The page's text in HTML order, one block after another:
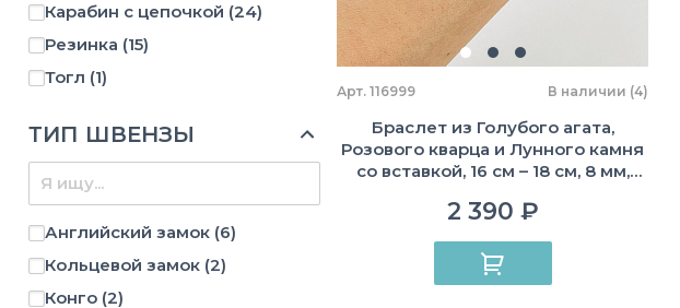
Карабин с цепочкой (24)
Резинка (15)
Тогл (1)
ТИП ШВЕНЗЫ
Английский замок (6)
Кольцевой замок (2)
Конго (2)
Арт. 116999 В наличии (4)
Браслет из Голубого агата,
Розового кварца и Лунного камня
со вставкой, 16 см – 18 см, 8 мм,
2 390 ₽